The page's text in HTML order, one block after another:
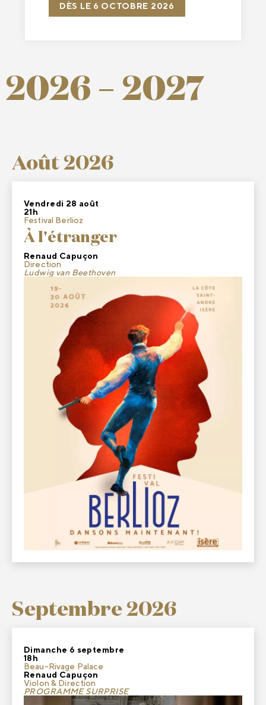
DÈS LE 6 OCTOBRE 2026
2026 – 2027
Août 2026
Vendredi 28 août
21h
Festival Berlioz
À l'étranger
Renaud Capuçon
Direction
Ludwig van Beethoven
Septembre 2026
Dimanche 6 septembre
18h
Beau-Rivage Palace
Renaud Capuçon
Violon & Direction
PROGRAMME SURPRISE